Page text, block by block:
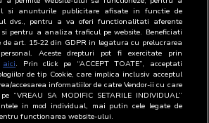
si anunturile publicitare afisate in functie de
dvs., pentru a va oferi functionalitati aferente
si pentru a analiza traficul pe website. Beneficiati
de art. 15-22 din GDPR in legatura cu prelucrarea
Aceste drepturi pot fi exercitate prin
aici. Prin click pe “ACCEPT TOATE”, acceptati
de tip Cookie, care implica inclusiv acceptul
accesarea informatiilor de catre Vendor-ii cu care
“VREAU SA MODIFIC SETARILE INDIVIDUAL”
in mod individual, mai putin cele legate de
functionarea website-ului.